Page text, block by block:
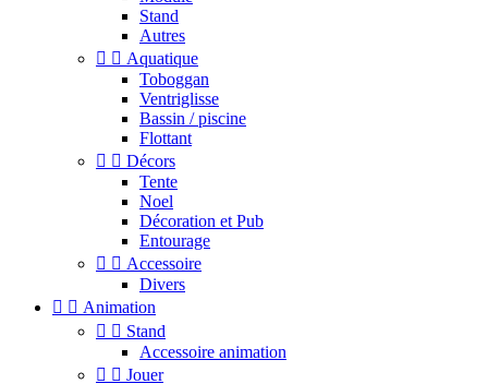
Stand
Autres
  Aquatique
Toboggan
Ventriglisse
Bassin / piscine
Flottant
  Décors
Tente
Noel
Décoration et Pub
Entourage
  Accessoire
Divers
  Animation
  Stand
Accessoire animation
  Jouer